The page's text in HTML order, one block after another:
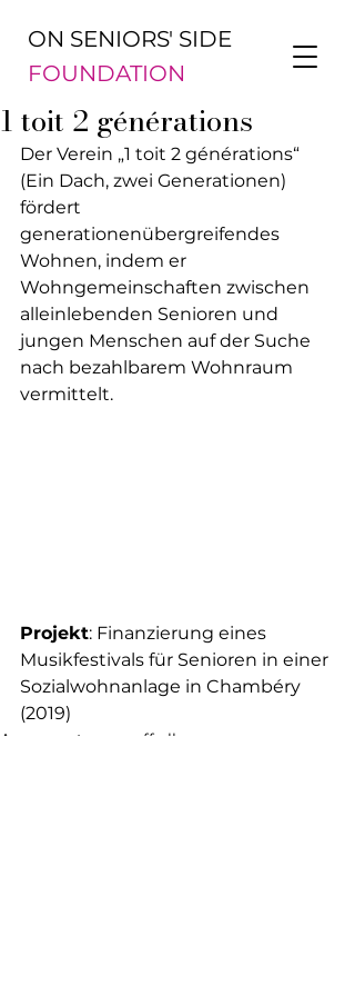
ON SENIORS' SIDE
FOUNDATION
1 toit 2 générations
Der Verein „1 toit 2 générations“
(Ein Dach, zwei Generationen)
fördert
generationenübergreifendes
Wohnen, indem er
Wohngemeinschaften zwischen
alleinlebenden Senioren und
jungen Menschen auf der Suche
nach bezahlbarem Wohnraum
vermittelt.
Projekt: Finanzierung eines
Musikfestivals für Senioren in einer
Sozialwohnanlage in Chambéry
(2019)
Assos soutenues off all